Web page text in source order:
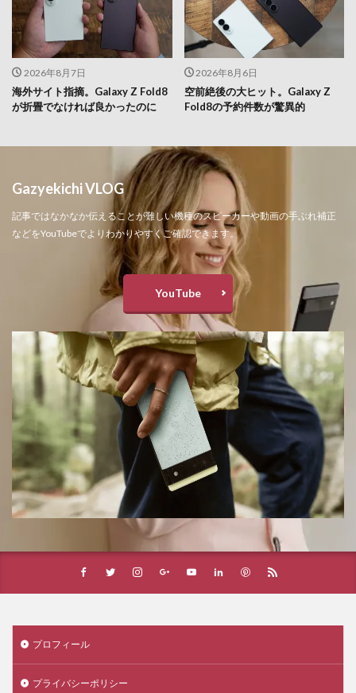
2026年8月7日
海外サイト指摘。Galaxy Z Fold8
が折畳でなければ良かったのに
2026年8月6日
空前絶後の大ヒット。Galaxy Z
Fold8の予約件数が驚異的
Gazyekichi VLOG
記事ではなかなか伝えることが難しい機種のスピーカーや動画の手ぶれ補正
などをYouTubeでよりわかりやすくご確認できます。
YouTube
プロフィール
プライバシーポリシー